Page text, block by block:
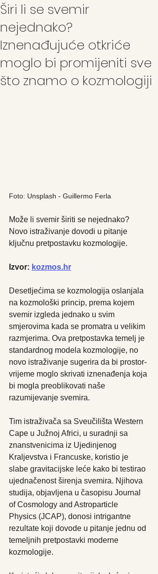
Širi li se svemir
nejednako?
Iznenađujuće otkriće
moglo bi promijeniti sve
što znamo o kozmologiji
Foto: Unsplash - Guillermo Ferla
Može li svemir širiti se nejednako?
Novo istraživanje dovodi u pitanje
ključnu pretpostavku kozmologije.
Izvor: kozmos.hr
Desetljećima se kozmologija oslanjala
na kozmološki princip, prema kojem
svemir izgleda jednako u svim
smjerovima kada se promatra u velikim
razmjerima. Ova pretpostavka temelj je
standardnog modela kozmologije, no
novo istraživanje sugerira da bi prostor-
vrijeme moglo skrivati iznenađenja koja
bi mogla preoblikovati naše
razumijevanje svemira.
Tim istraživača sa Sveučilišta Western
Cape u Južnoj Africi, u suradnji sa
znanstvenicima iz Ujedinjenog
Kraljevstva i Francuske, koristio je
slabe gravitacijske leće kako bi testirao
ujednačenost širenja svemira. Njihova
studija, objavljena u časopisu Journal
of Cosmology and Astroparticle
Physics (JCAP), donosi intrigantne
rezultate koji dovode u pitanje jednu od
temeljnih pretpostavki moderne
kozmologije.